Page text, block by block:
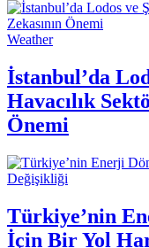
Weather
İstanbul’da
Havacılık
Önemi
Değişikliği
Türkiye’nin
İçin Bir Yol